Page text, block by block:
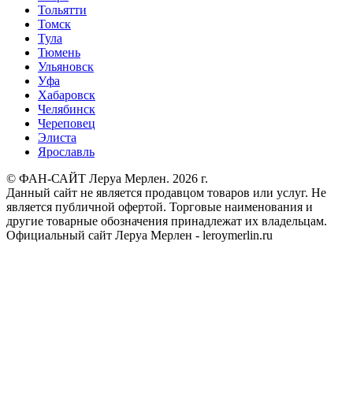
Тольятти
Томск
Тула
Тюмень
Ульяновск
Уфа
Хабаровск
Челябинск
Череповец
Элиста
Ярославль
© ФАН-САЙТ Леруа Мерлен. 2026 г.
Данный сайт не является продавцом товаров или услуг. Не
является публичной офертой. Торговые наименования и
другие товарные обозначения принадлежат их владельцам.
Официальный сайт Леруа Мерлен - leroymerlin.ru